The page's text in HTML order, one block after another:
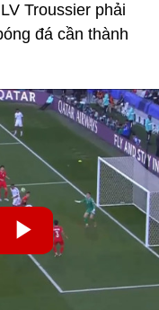
Troussier phải
đá cần thành